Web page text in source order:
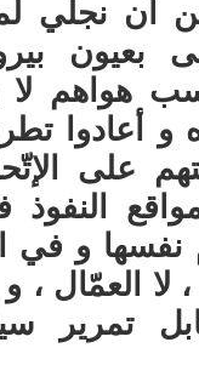
من أن نجلي
هواهم لا
و أعادوا
على
النفوذ
نفسها و في
لا العمّال ،
تمرير